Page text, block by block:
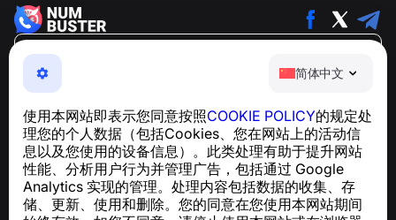
简体中文
使用本网站即表示您同意按照COOKIE POLICY的规定处
理您的个人数据（包括Cookies、您在网站上的活动信
息以及您使用的设备信息）。此类处理有助于提升网站
性能、分析用户行为并管理广告，包括通过 Google
Analytics 实现的管理。处理内容包括数据的收集、存
储、更新、使用和删除。您的同意在您使用本网站期间
NumBuster © 2013—2026 ·
support@numbuster.com
和骚扰短信的侵害
关于 GDPR 合规的咨询：support@numbuster.com
帮助中心
新闻与文章